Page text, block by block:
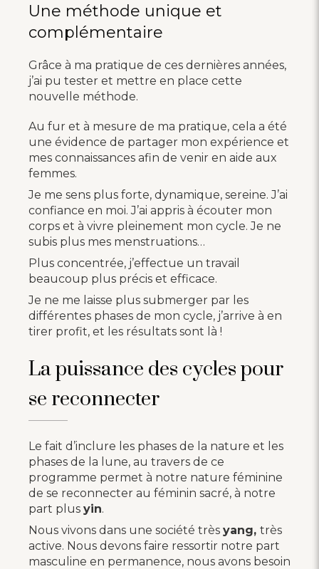
Une méthode unique et
complémentaire
Grâce à ma pratique de ces dernières années,
j’ai pu tester et mettre en place cette
nouvelle méthode.
Au fur et à mesure de ma pratique, cela a été
une évidence de partager mon expérience et
mes connaissances afin de venir en aide aux
femmes.
Je me sens plus forte, dynamique, sereine. J’ai
confiance en moi. J’ai appris à écouter mon
corps et à vivre pleinement mon cycle. Je ne
subis plus mes menstruations…
Plus concentrée, j’effectue un travail
beaucoup plus précis et efficace.
Je ne me laisse plus submerger par les
différentes phases de mon cycle, j’arrive à en
tirer profit, et les résultats sont là !
La puissance des cycles pour
se reconnecter
Le fait d’inclure les phases de la nature et les
phases de la lune, au travers de ce
programme permet à notre nature féminine
de se reconnecter au féminin sacré, à notre
part plus yin.
Nous vivons dans une société très yang, très
active. Nous devons faire ressortir notre part
masculine en permanence, nous avons besoin